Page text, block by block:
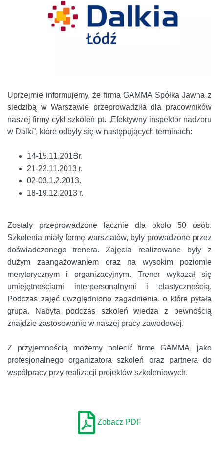
Uprzejmie informujemy, że firma GAMMA Spółka Jawna z
siedzibą w Warszawie przeprowadziła dla pracowników
naszej firmy cykl szkoleń pt. „Efektywny inspektor nadzoru
w Dalki”, które odbyły się w następujących terminach:
14-15.11.201Յr.
21-22.11.2013 r.
02-03.1.2.2013.
18-19.12.2013 r.
Zostały przeprowadzone łącznie dla około 50 osób.
Szkolenia miały formę warsztatów, były prowadzone przez
doświadczonego trenera. Zajęcia realizowane były z
dużym zaangażowaniem oraz na wysokim poziomie
merytorycznym i organizacyjnym. Trener wykazał się
umiejętnościami interpersonalnymi i elastycznością.
Podczas zajęć uwzględniono zagadnienia, o które pytała
grupa. Nabyta podczas szkoleń wiedza z pewnością
znajdzie zastosowanie w naszej pracy zawodowej.
Z przyjemnością możemy polecić firmę GAMMA, jako
profesjonalnego organizatora szkoleń oraz partnera do
współpracy przy realizacji projektów szkoleniowych.
Zobacz PDF